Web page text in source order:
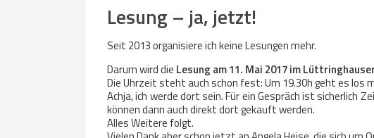
Lesung – ja, jetzt!
Seit 2013 organisiere ich keine Lesungen mehr.
Darum wird die Lesung am 11. Mai 2017 im
Die Uhrzeit steht auch schon fest: Um 19.30h geht es los
Achja, ich werde dort sein. Für ein Gespräch ist sicherlich
können dann auch direkt dort gekauft werden.
Alles Weitere folgt.